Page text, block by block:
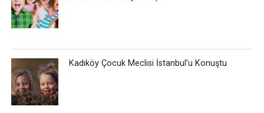
Kadıköy Çocuk Meclisi İstanbul’u Konuştu